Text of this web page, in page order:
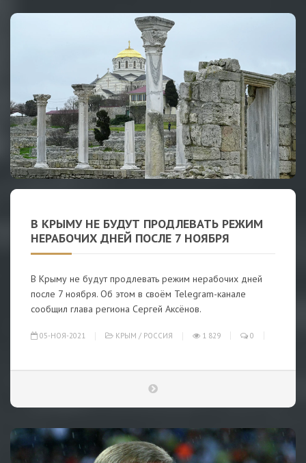
В КРЫМУ НЕ БУДУТ ПРОДЛЕВАТЬ РЕЖИМ
НЕРАБОЧИХ ДНЕЙ ПОСЛЕ 7 НОЯБРЯ
В Крыму не будут продлевать режим нерабочих дней
после 7 ноября. Об этом в своём Telegram-канале
сообщил глава региона Сергей Аксёнов.
05-НОЯ-2021 КРЫМ / РОССИЯ 1 829 0